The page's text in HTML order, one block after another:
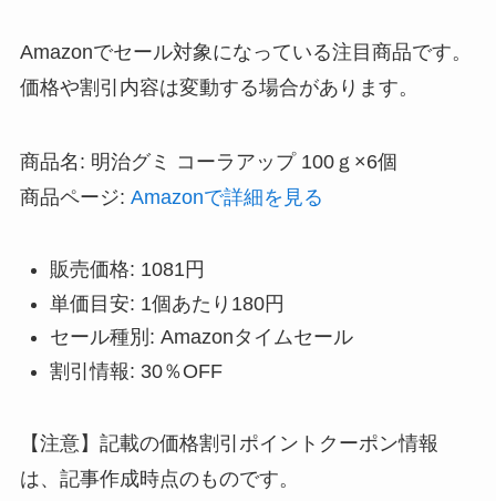
Amazonでセール対象になっている注目商品です。
価格や割引内容は変動する場合があります。
商品名: 明治グミ コーラアップ 100ｇ×6個
商品ページ: Amazonで詳細を見る
販売価格: 1081円
単価目安: 1個あたり180円
セール種別: Amazonタイムセール
割引情報: 30％OFF
【注意】記載の価格割引ポイントクーポン情報
は、記事作成時点のものです。